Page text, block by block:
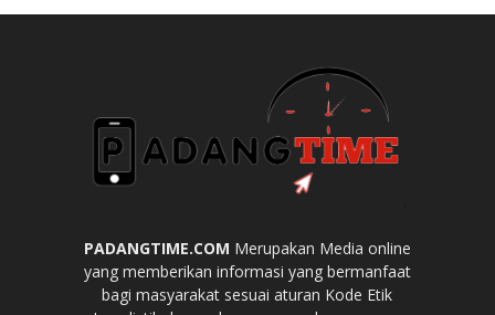
PADANGTIME.COM Merupakan Media online
yang memberikan informasi yang bermanfaat
bagi masyarakat sesuai aturan Kode Etik